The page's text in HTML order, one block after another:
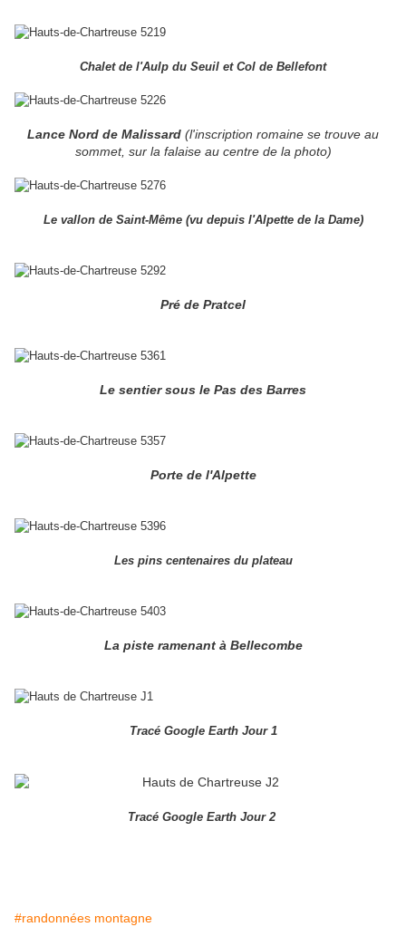
Chalet de l'Aulp du Seuil et Col de Bellefont
Lance Nord de Malissard (l'inscription romaine se trouve au
sommet, sur la falaise au centre de la photo)
Le vallon de Saint-Même (vu depuis l'Alpette de la Dame)
Pré de Pratcel
Le sentier sous le Pas des Barres
Porte de l'Alpette
Les pins centenaires du plateau
La piste ramenant à Bellecombe
Tracé Google Earth Jour 1
Tracé Google Earth Jour 2
#randonnées montagne